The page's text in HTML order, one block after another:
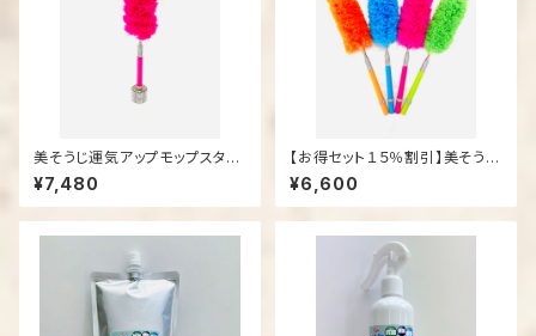
美そうじ運気アップモップスタン
ド付き
¥7,480
【お得セット１５％割引】美そうじ
運気アップモップ４色セット（ピン
ク・オレンジ・グリーン・ライトブ
ルー・各1本）
¥6,600